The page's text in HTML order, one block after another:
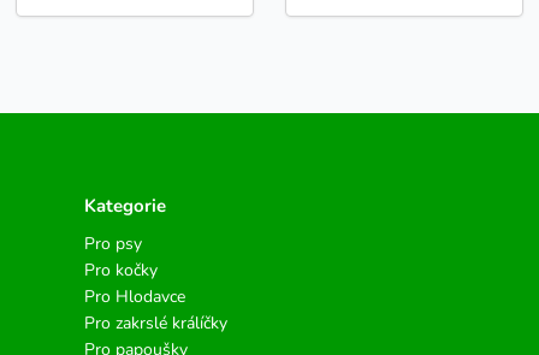
Kategorie
Pro psy
Pro kočky
Pro Hlodavce
Pro zakrslé králíčky
Pro papoušky